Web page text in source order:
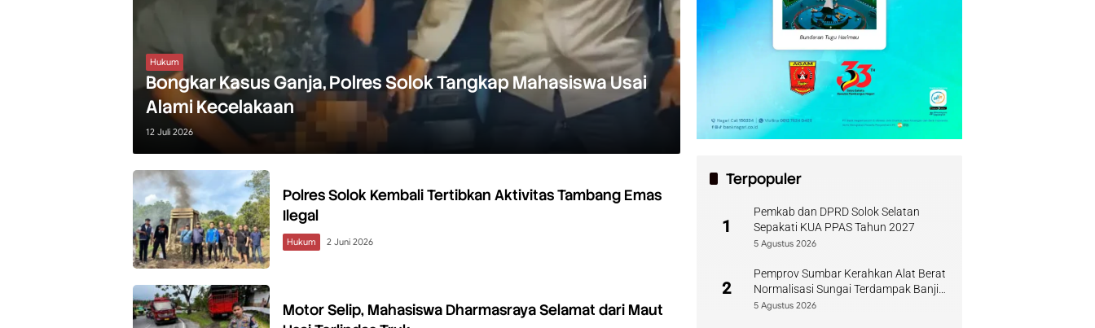
Hukum
Bongkar Kasus Ganja, Polres Solok Tangkap Mahasiswa Usai
Alami Kecelakaan
12 Juli 2026
Polres Solok Kembali Tertibkan Aktivitas Tambang Emas
Ilegal
Hukum 2 Juni 2026
Motor Selip, Mahasiswa Dharmasraya Selamat dari Maut
Terpopuler
1
Pemkab dan DPRD Solok Selatan
Sepakati KUA PPAS Tahun 2027
5 Agustus 2026
2
Pemprov Sumbar Kerahkan Alat Berat
Normalisasi Sungai Terdampak Banjir
Kuranji
5 Agustus 2026